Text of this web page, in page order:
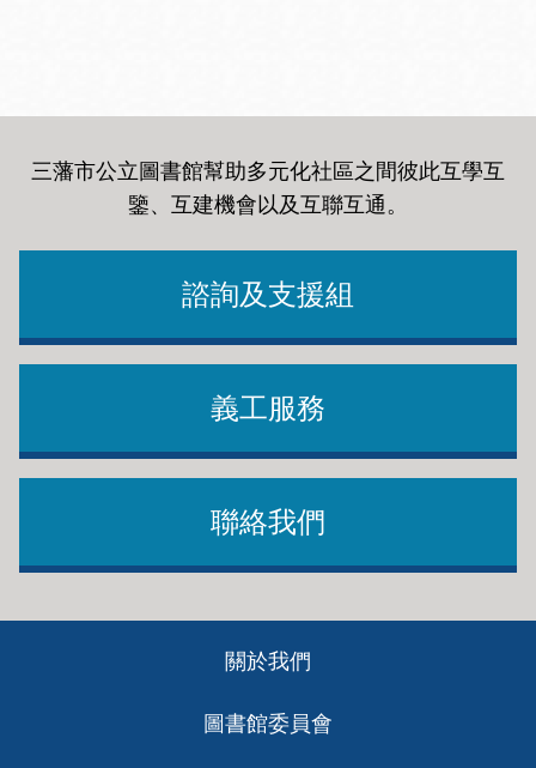
三藩市公立圖書館幫助多元化社區之間彼此互學互
鑒、互建機會以及互聯互通 。
諮詢及支援組
義工服務
聯絡我們
關於我們
圖書館委員會